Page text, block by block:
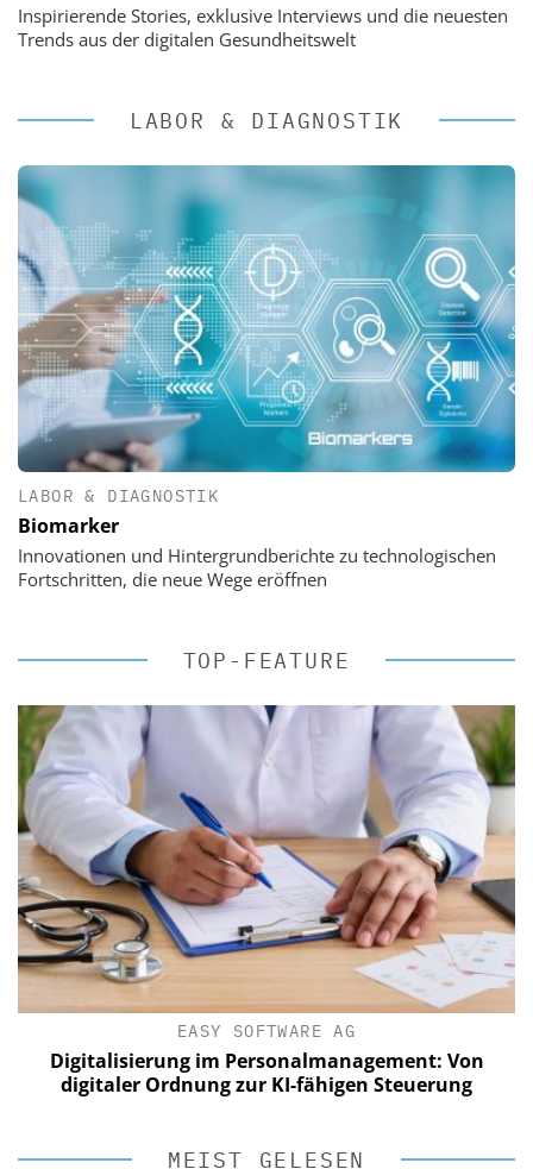
Inspirierende Stories, exklusive Interviews und die neuesten
Trends aus der digitalen Gesundheitswelt
LABOR & DIAGNOSTIK
LABOR & DIAGNOSTIK
Biomarker
Innovationen und Hintergrundberichte zu technologischen
Fortschritten, die neue Wege eröffnen
TOP-FEATURE
EASY SOFTWARE AG
Digitalisierung im Personalmanagement: Von
digitaler Ordnung zur KI-fähigen Steuerung
MEIST GELESEN